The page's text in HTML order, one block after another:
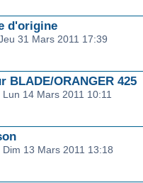
d'origine
31 Mars 2011 17:39
BLADE/ORANGER 425
14 Mars 2011 10:11
Dim 13 Mars 2011 13:18